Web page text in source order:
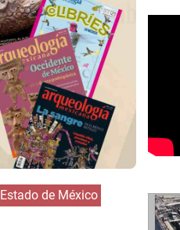
Estado de México